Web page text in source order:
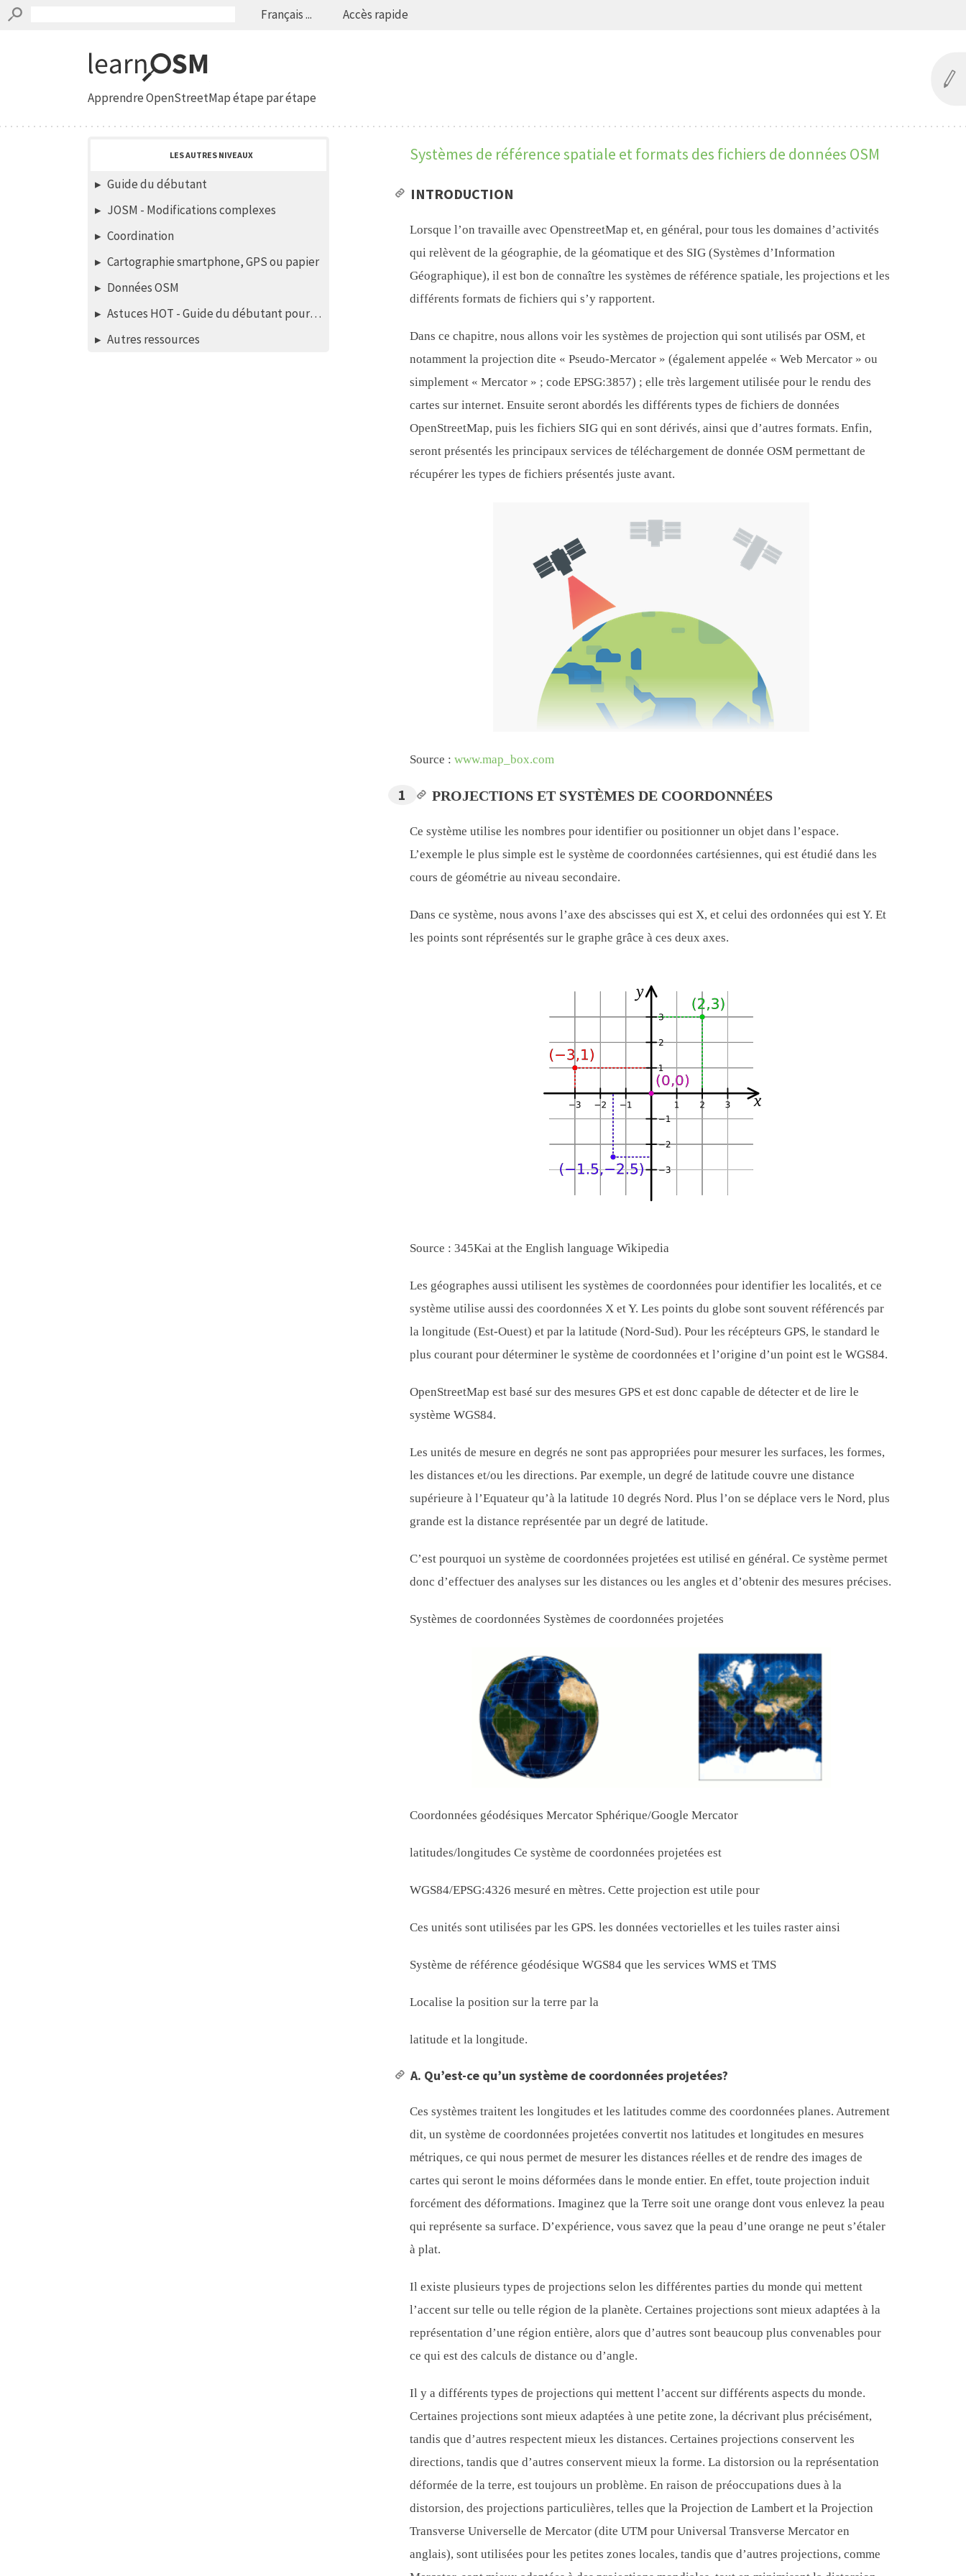
Français ... Accès rapide
Apprendre OpenStreetMap étape par étape
LES AUTRES NIVEAUX
Guide du débutant
JOSM - Modifications complexes
Coordination
Cartographie smartphone, GPS ou papier
Données OSM
Astuces HOT - Guide du débutant pour les nouveaux mappers - éditeur iD
Autres ressources
Systèmes de référence spatiale et formats des fichiers de données OSM
INTRODUCTION
Lorsque l’on travaille avec OpenstreetMap et, en général, pour tous les domaines d’activités
qui relèvent de la géographie, de la géomatique et des SIG (Systèmes d’Information
Géographique), il est bon de connaître les systèmes de référence spatiale, les projections et les
différents formats de fichiers qui s’y rapportent.
Dans ce chapitre, nous allons voir les systèmes de projection qui sont utilisés par OSM, et
notamment la projection dite « Pseudo-Mercator » (également appelée « Web Mercator » ou
simplement « Mercator » ; code EPSG:3857) ; elle très largement utilisée pour le rendu des
cartes sur internet. Ensuite seront abordés les différents types de fichiers de données
OpenStreetMap, puis les fichiers SIG qui en sont dérivés, ainsi que d’autres formats. Enfin,
seront présentés les principaux services de téléchargement de donnée OSM permettant de
récupérer les types de fichiers présentés juste avant.
Source : www.map_box.com
PROJECTIONS ET SYSTÈMES DE COORDONNÉES
Ce système utilise les nombres pour identifier ou positionner un objet dans l’espace.
L’exemple le plus simple est le système de coordonnées cartésiennes, qui est étudié dans les
cours de géométrie au niveau secondaire.
Dans ce système, nous avons l’axe des abscisses qui est X, et celui des ordonnées qui est Y. Et
les points sont réprésentés sur le graphe grâce à ces deux axes.
Source : 345Kai at the English language Wikipedia
Les géographes aussi utilisent les systèmes de coordonnées pour identifier les localités, et ce
système utilise aussi des coordonnées X et Y. Les points du globe sont souvent référencés par
la longitude (Est-Ouest) et par la latitude (Nord-Sud). Pour les récépteurs GPS, le standard le
plus courant pour déterminer le système de coordonnées et l’origine d’un point est le WGS84.
OpenStreetMap est basé sur des mesures GPS et est donc capable de détecter et de lire le
système WGS84.
Les unités de mesure en degrés ne sont pas appropriées pour mesurer les surfaces, les formes,
les distances et/ou les directions. Par exemple, un degré de latitude couvre une distance
supérieure à l’Equateur qu’à la latitude 10 degrés Nord. Plus l’on se déplace vers le Nord, plus
grande est la distance représentée par un degré de latitude.
C’est pourquoi un système de coordonnées projetées est utilisé en général. Ce système permet
donc d’effectuer des analyses sur les distances ou les angles et d’obtenir des mesures précises.
Systèmes de coordonnées Systèmes de coordonnées projetées
Coordonnées géodésiques Mercator Sphérique/Google Mercator
latitudes/longitudes Ce système de coordonnées projetées est
WGS84/EPSG:4326 mesuré en mètres. Cette projection est utile pour
Ces unités sont utilisées par les GPS. les données vectorielles et les tuiles raster ainsi
Système de référence géodésique WGS84 que les services WMS et TMS
Localise la position sur la terre par la
latitude et la longitude.
A. Qu’est-ce qu’un système de coordonnées projetées?
Ces systèmes traitent les longitudes et les latitudes comme des coordonnées planes. Autrement
dit, un système de coordonnées projetées convertit nos latitudes et longitudes en mesures
métriques, ce qui nous permet de mesurer les distances réelles et de rendre des images de
cartes qui seront le moins déformées dans le monde entier. En effet, toute projection induit
forcément des déformations. Imaginez que la Terre soit une orange dont vous enlevez la peau
qui représente sa surface. D’expérience, vous savez que la peau d’une orange ne peut s’étaler
à plat.
Il existe plusieurs types de projections selon les différentes parties du monde qui mettent
l’accent sur telle ou telle région de la planète. Certaines projections sont mieux adaptées à la
représentation d’une région entière, alors que d’autres sont beaucoup plus convenables pour
ce qui est des calculs de distance ou d’angle.
Il y a différents types de projections qui mettent l’accent sur différents aspects du monde.
Certaines projections sont mieux adaptées à une petite zone, la décrivant plus précisément,
tandis que d’autres respectent mieux les distances. Certaines projections conservent les
directions, tandis que d’autres conservent mieux la forme. La distorsion ou la représentation
déformée de la terre, est toujours un problème. En raison de préoccupations dues à la
distorsion, des projections particulières, telles que la Projection de Lambert et la Projection
Transverse Universelle de Mercator (dite UTM pour Universal Transverse Mercator en
anglais), sont utilisées pour les petites zones locales, tandis que d’autres projections, comme